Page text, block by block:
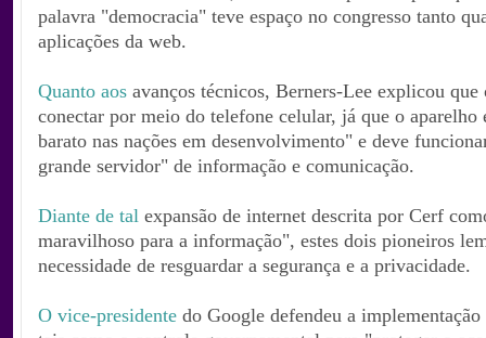
palavra "democracia" teve espaço no congresso tanto
aplicações da web.
Quanto aos avanços técnicos, Berners-Lee explicou que
conectar por meio do telefone celular, já que o aparelho
barato nas nações em desenvolvimento" e deve
grande servidor" de informação e comunicação.
Diante de tal expansão de internet descrita por Cerf
maravilhoso para a informação", estes dois pioneiros
necessidade de resguardar a segurança e a privacidade.
O vice-presidente do Google defendeu a implementação